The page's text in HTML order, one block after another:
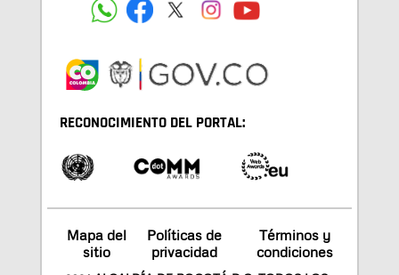
RECONOCIMIENTO DEL PORTAL:
Mapa del
sitio
Políticas de
privacidad
Términos y
condiciones